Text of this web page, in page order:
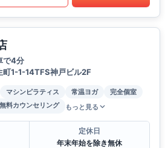
で4分
町1-1-14TFS神戸ビル2F
マシンピラティス 常温ヨガ
完全個室
無料カウンセリング もっと見る
定休日
年末年始を除き無休